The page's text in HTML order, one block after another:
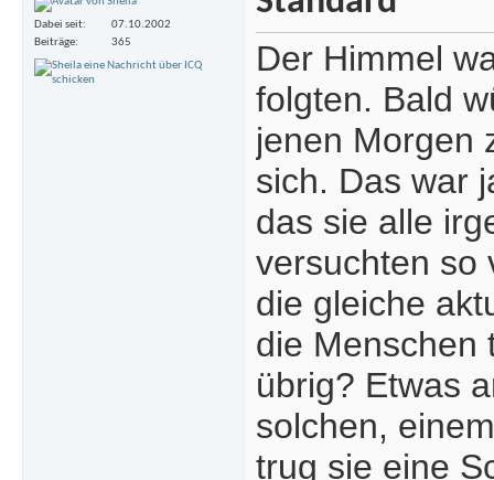
Dabei seit
07.10.2002
Beiträge
365
Der Himmel
folgten. Bald
jenen Morgen
sich. Das war
das sie alle
versuchten so
die gleiche
die Menschen
übrig? Etwas
solchen,
trug sie eine